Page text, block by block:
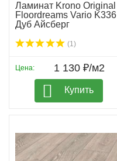
Ламинат Krono Original
Floordreams Vario K336
Дуб Айсберг
(1)
Цена: 1 130 ₽/м2
Купить